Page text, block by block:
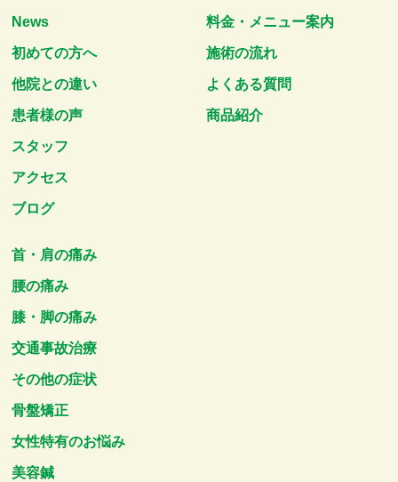
News
初めての方へ
他院との違い
患者様の声
スタッフ
アクセス
ブログ
料金・メニュー案内
施術の流れ
よくある質問
商品紹介
首・肩の痛み
腰の痛み
膝・脚の痛み
交通事故治療
その他の症状
骨盤矯正
女性特有のお悩み
美容鍼